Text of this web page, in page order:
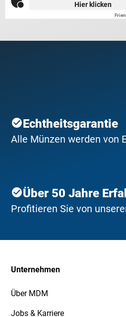
Hier klicken
Echtheitsgarantie
Alle Münzen werden von
Über 50 Jahre
Profitieren Sie von
Unternehmen
Über MDM
Jobs & Karriere